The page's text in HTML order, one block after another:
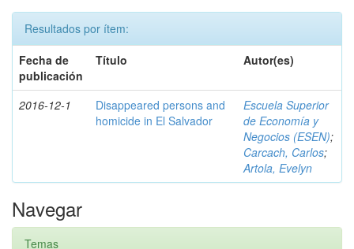
Resultados por ítem:
Fecha de
publicación
Título Autor(es)
2016-12-1
Disappeared persons and
homicide in El Salvador
Escuela Superior
de Economía y
Negocios (ESEN);
Carcach, Carlos;
Artola, Evelyn
Navegar
Temas